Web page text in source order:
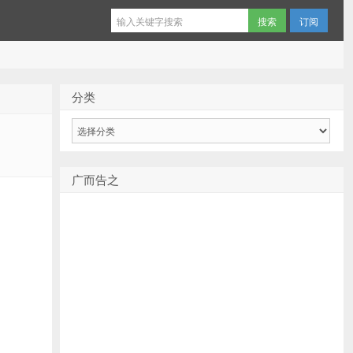
订阅
分类
广而告之